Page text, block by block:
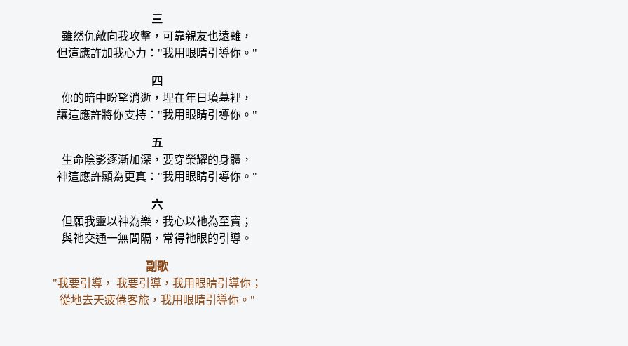
三
雖然仇敵向我攻擊，可靠親友也遠離，
但這應許加我心力："我用眼睛引導你。"
四
你的暗中盼望消逝，埋在年日墳墓裡，
讓這應許將你支持："我用眼睛引導你。"
五
生命陰影逐漸加深，要穿榮耀的身體，
神這應許顯為更真："我用眼睛引導你。"
六
但願我靈以神為樂，我心以祂為至寶；
與祂交通一無間隔，常得祂眼的引導。
副歌
"我要引導， 我要引導，我用眼睛引導你；
從地去天疲倦客旅，我用眼睛引導你。"